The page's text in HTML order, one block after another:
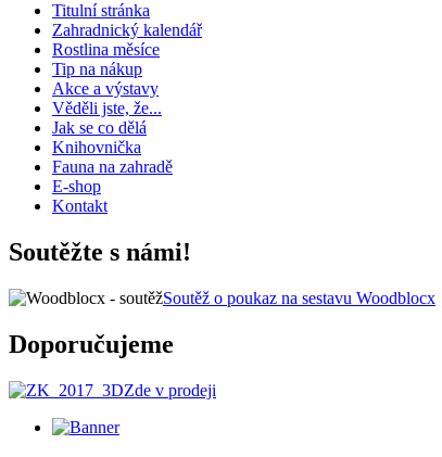
Titulní stránka
Zahradnický kalendář
Rostlina měsíce
Tip na nákup
Akce a výstavy
Věděli jste, že...
Jak se co dělá
Knihovnička
Fauna na zahradě
E-shop
Kontakt
Soutěžte s námi!
Soutěž o poukaz na sestavu Woodblocx
Doporučujeme
Zde v prodeji